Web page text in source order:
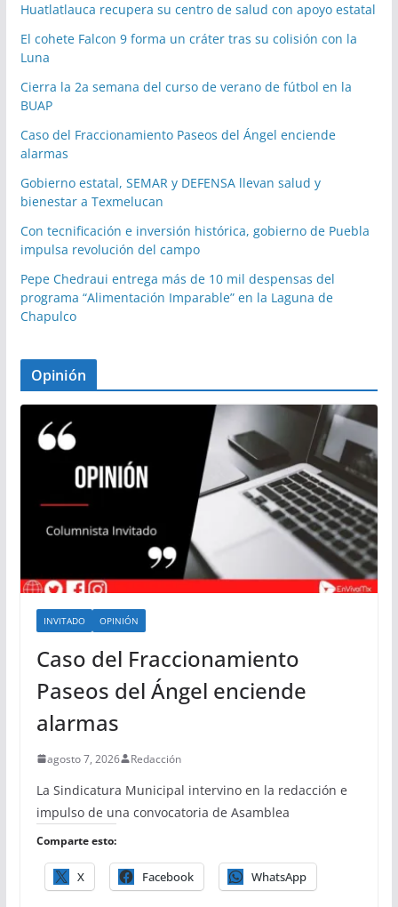
Huatlatlauca recupera su centro de salud con apoyo estatal
El cohete Falcon 9 forma un cráter tras su colisión con la
Luna
Cierra la 2a semana del curso de verano de fútbol en la
BUAP
Caso del Fraccionamiento Paseos del Ángel enciende
alarmas
Gobierno estatal, SEMAR y DEFENSA llevan salud y
bienestar a Texmelucan
Con tecnificación e inversión histórica, gobierno de Puebla
impulsa revolución del campo
Pepe Chedraui entrega más de 10 mil despensas del
programa “Alimentación Imparable” en la Laguna de
Chapulco
Opinión
INVITADO OPINIÓN
Caso del Fraccionamiento
Paseos del Ángel enciende
alarmas
agosto 7, 2026 Redacción
La Sindicatura Municipal intervino en la redacción e
impulso de una convocatoria de Asamblea
Comparte esto:
X Facebook WhatsApp